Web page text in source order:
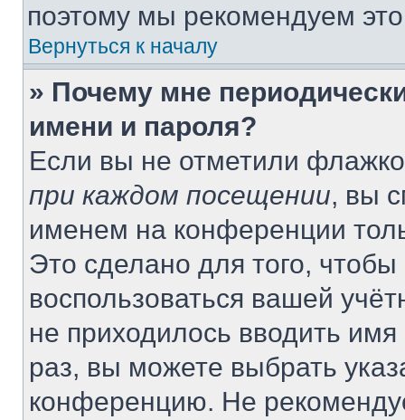
поэтому мы рекомендуем
Вернуться к началу
» Почему мне
имени и пароля?
Если вы не отметили
при каждом посещении, вы
именем на конференции
Это сделано для того, чтобы
воспользоваться вашей
не приходилось вводить
раз, вы можете выбрать
конференцию. Не